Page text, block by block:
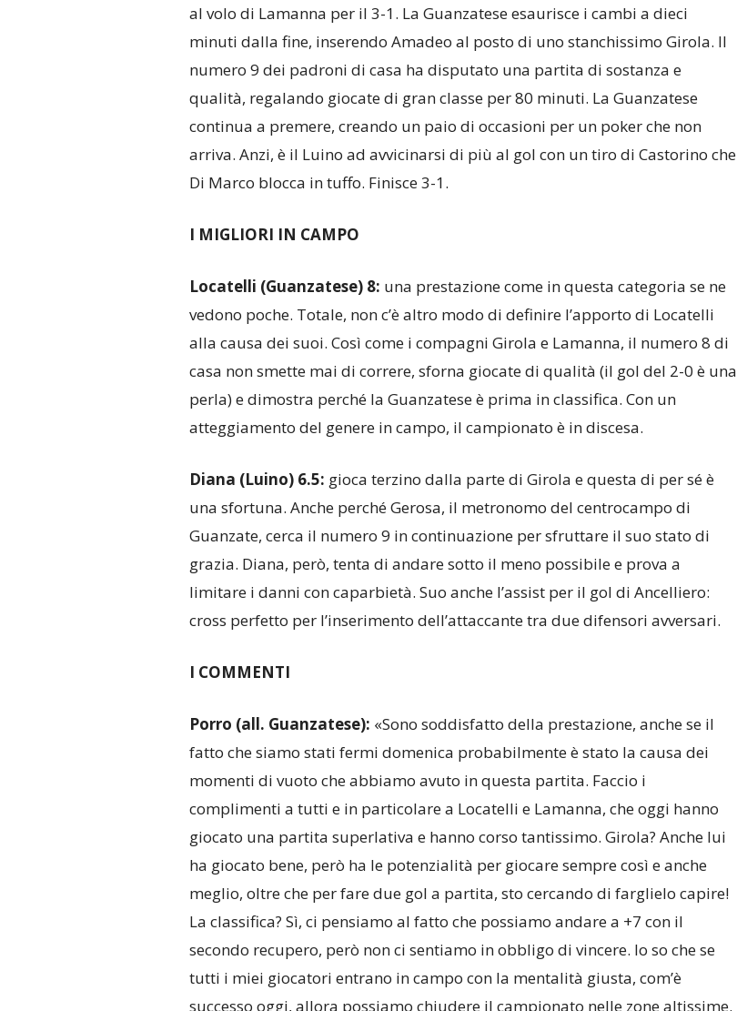
al volo di Lamanna per il 3-1. La Guanzatese esaurisce i cambi a dieci
minuti dalla fine, inserendo Amadeo al posto di uno stanchissimo Girola. Il
numero 9 dei padroni di casa ha disputato una partita di sostanza e
qualità, regalando giocate di gran classe per 80 minuti. La Guanzatese
continua a premere, creando un paio di occasioni per un poker che non
arriva. Anzi, è il Luino ad avvicinarsi di più al gol con un tiro di Castorino che
Di Marco blocca in tuffo. Finisce 3-1.
I MIGLIORI IN CAMPO
Locatelli (Guanzatese) 8: una prestazione come in questa categoria se ne
vedono poche. Totale, non c’è altro modo di definire l’apporto di Locatelli
alla causa dei suoi. Così come i compagni Girola e Lamanna, il numero 8 di
casa non smette mai di correre, sforna giocate di qualità (il gol del 2-0 è una
perla) e dimostra perché la Guanzatese è prima in classifica. Con un
atteggiamento del genere in campo, il campionato è in discesa.
Diana (Luino) 6.5: gioca terzino dalla parte di Girola e questa di per sé è
una sfortuna. Anche perché Gerosa, il metronomo del centrocampo di
Guanzate, cerca il numero 9 in continuazione per sfruttare il suo stato di
grazia. Diana, però, tenta di andare sotto il meno possibile e prova a
limitare i danni con caparbietà. Suo anche l’assist per il gol di Ancelliero:
cross perfetto per l’inserimento dell’attaccante tra due difensori avversari.
I COMMENTI
Porro (all. Guanzatese): «Sono soddisfatto della prestazione, anche se il
fatto che siamo stati fermi domenica probabilmente è stato la causa dei
momenti di vuoto che abbiamo avuto in questa partita. Faccio i
complimenti a tutti e in particolare a Locatelli e Lamanna, che oggi hanno
giocato una partita superlativa e hanno corso tantissimo. Girola? Anche lui
ha giocato bene, però ha le potenzialità per giocare sempre così e anche
meglio, oltre che per fare due gol a partita, sto cercando di farglielo capire!
La classifica? Sì, ci pensiamo al fatto che possiamo andare a +7 con il
secondo recupero, però non ci sentiamo in obbligo di vincere. Io so che se
tutti i miei giocatori entrano in campo con la mentalità giusta, com’è
successo oggi, allora possiamo chiudere il campionato nelle zone altissime.